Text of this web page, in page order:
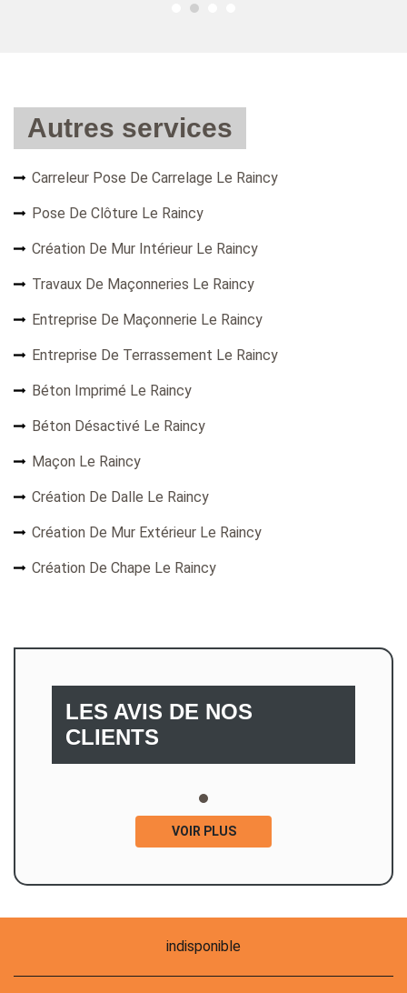
Autres services
Carreleur Pose De Carrelage Le Raincy
Pose De Clôture Le Raincy
Création De Mur Intérieur Le Raincy
Travaux De Maçonneries Le Raincy
Entreprise De Maçonnerie Le Raincy
Entreprise De Terrassement Le Raincy
Béton Imprimé Le Raincy
Béton Désactivé Le Raincy
Maçon Le Raincy
Création De Dalle Le Raincy
Création De Mur Extérieur Le Raincy
Création De Chape Le Raincy
LES AVIS DE NOS
CLIENTS
VOIR PLUS
indisponible